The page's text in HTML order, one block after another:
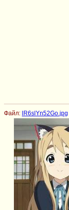
Файл: lR6slYn52Go.jpg